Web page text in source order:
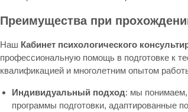
Преимущества при
Наш Кабинет психологического
профессиональную помощь в подготовке к
квалификацией и многолетним опытом
Индивидуальный подход: мы понимаем,
программы подготовки, адаптированные